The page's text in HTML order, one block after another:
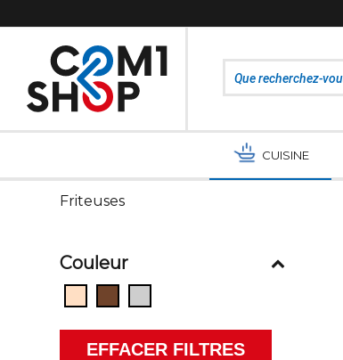
CUISINE
Friteuses
Couleur
EFFACER FILTRES